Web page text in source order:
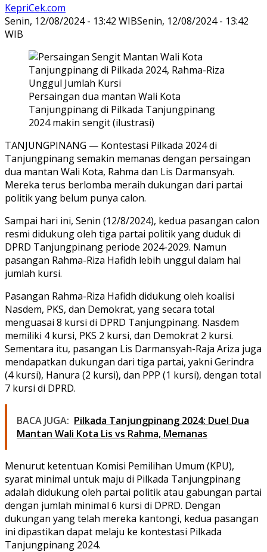
KepriCek.com
Senin, 12/08/2024 - 13:42 WIBSenin, 12/08/2024 - 13:42
WIB
Persaingan dua mantan Wali Kota
Tanjungpinang di Pilkada Tanjungpinang
2024 makin sengit (ilustrasi)
TANJUNGPINANG — Kontestasi Pilkada 2024 di
Tanjungpinang semakin memanas dengan persaingan
dua mantan Wali Kota, Rahma dan Lis Darmansyah.
Mereka terus berlomba meraih dukungan dari partai
politik yang belum punya calon.
Sampai hari ini, Senin (12/8/2024), kedua pasangan calon
resmi didukung oleh tiga partai politik yang duduk di
DPRD Tanjungpinang periode 2024-2029. Namun
pasangan Rahma-Riza Hafidh lebih unggul dalam hal
jumlah kursi.
Pasangan Rahma-Riza Hafidh didukung oleh koalisi
Nasdem, PKS, dan Demokrat, yang secara total
menguasai 8 kursi di DPRD Tanjungpinang. Nasdem
memiliki 4 kursi, PKS 2 kursi, dan Demokrat 2 kursi.
Sementara itu, pasangan Lis Darmansyah-Raja Ariza juga
mendapatkan dukungan dari tiga partai, yakni Gerindra
(4 kursi), Hanura (2 kursi), dan PPP (1 kursi), dengan total
7 kursi di DPRD.
BACA JUGA: Pilkada Tanjungpinang 2024: Duel Dua
Mantan Wali Kota Lis vs Rahma, Memanas
Menurut ketentuan Komisi Pemilihan Umum (KPU),
syarat minimal untuk maju di Pilkada Tanjungpinang
adalah didukung oleh partai politik atau gabungan partai
dengan jumlah minimal 6 kursi di DPRD. Dengan
dukungan yang telah mereka kantongi, kedua pasangan
ini dipastikan dapat melaju ke kontestasi Pilkada
Tanjungpinang 2024.